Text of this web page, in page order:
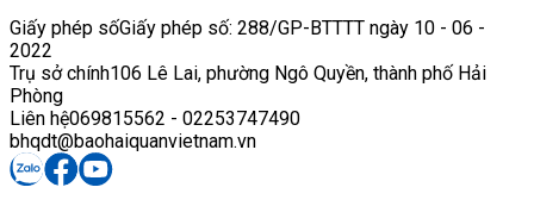
Giấy phép sốGiấy phép số: 288/GP-BTTTT ngày 10 - 06 -
2022
Trụ sở chính106 Lê Lai, phường Ngô Quyền, thành phố Hải
Phòng
Liên hệ069815562 - 02253747490
bhqdt@baohaiquanvietnam.vn